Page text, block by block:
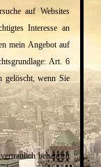
auf Websites
Interesse an
mein Angebot auf
Art. 6
wenn Sie
behandelt